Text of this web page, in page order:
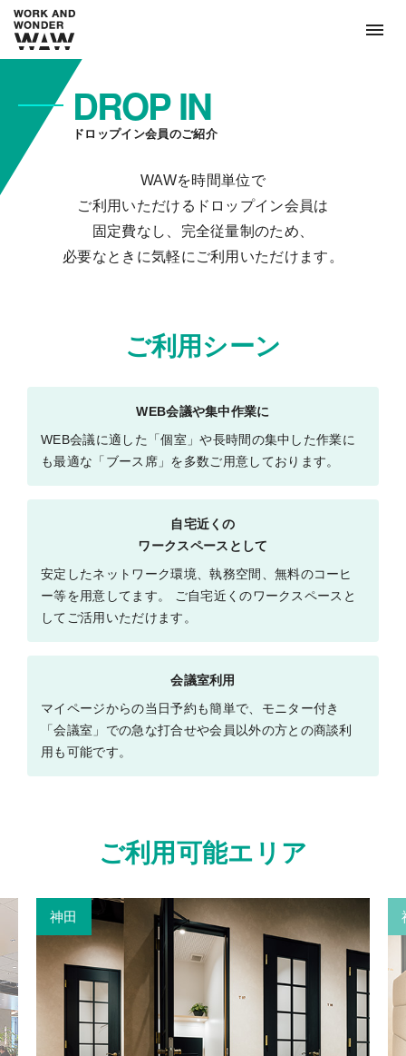
DROP IN
ドロップイン会員のご紹介
WAWを時間単位で
ご利用いただけるドロップイン会員は
固定費なし、完全従量制のため、
必要なときに気軽にご利用いただけます。
ご利用シーン
WEB会議や集中作業に
WEB会議に適した「個室」や長時間の集中した作業に
も最適な「ブース席」を多数ご⽤意しております。
⾃宅近くの
ワークスペースとして
安定したネットワーク環境、執務空間、無料のコーヒ
ー等を⽤意してます。 ご⾃宅近くのワークスペースと
してご活⽤いただけます。
会議室利用
マイページからの当⽇予約も簡単で、モニター付き
「会議室」での急な打合せや会員以外の⽅との商談利
⽤も可能です。
ご利用可能エリア
神田